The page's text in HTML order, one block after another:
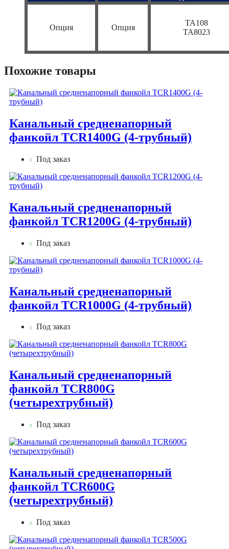
Опция Опция
TA108
TA8023
Похожие товары
Канальный средненапорный
фанкойл TCR1400G (4-трубный)
Под заказ
Канальный средненапорный
фанкойл TCR1200G (4-трубный)
Под заказ
Канальный средненапорный
фанкойл TCR1000G (4-трубный)
Под заказ
Канальный средненапорный
фанкойл TCR800G
(четырехтрубный)
Под заказ
Канальный средненапорный
фанкойл TCR600G
(четырехтрубный)
Под заказ